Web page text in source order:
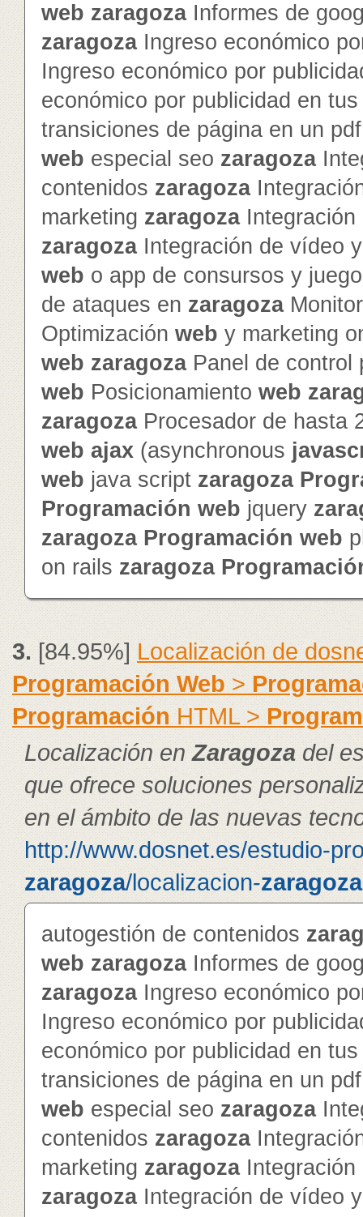
web zaragozaInformes de
zaragozaIngreso económico
Ingreso económico por
económico por publicidad en
transiciones de página en un
web especial seo zaragoza
contenidos zaragoza
marketing zaragozaIntegración
zaragozaIntegración de vídeo
web o app de consursos y
de ataques en zaragoza
Optimización web y marketing
web zaragozaPanel de control
web Posicionamiento web
zaragozaProcesador de hasta
web ajax (asynchronous
web java script zaragoza
Programación web jquery
zaragoza Programación web
on rails zaragoza
3.[84.95%] Localización de
Programación Web >
Programación HTML >
Localización enZaragoza del
que ofrece soluciones
en el ámbito de las nuevas
http://www.dosnet.es/estudio-
zaragoza/localizacion-zaragoza
autogestión de contenidos
web zaragozaInformes de
zaragozaIngreso económico
Ingreso económico por
económico por publicidad en
transiciones de página en un
web especial seo zaragoza
contenidos zaragoza
marketing zaragozaIntegración
zaragozaIntegración de vídeo